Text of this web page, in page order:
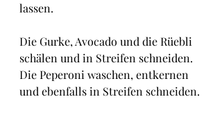
lassen.
Die Gurke, Avocado und die Rüebli
schälen und in Streifen schneiden.
Die Peperoni waschen, entkernen
und ebenfalls in Streifen schneiden.